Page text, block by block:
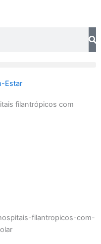
Estar
filantrópicos com